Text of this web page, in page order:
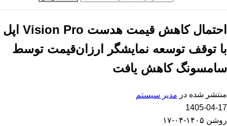
احتمال کاهش قیمت هدست Vision Pro اپل
با توقف توسعه نمایشگر ارزان‌قیمت توسط
سامسونگ کاهش یافت
منتشر شده در مدیر سیستم
1405-04-17
روشن ۱۴۰۵-۰۴-۱۷